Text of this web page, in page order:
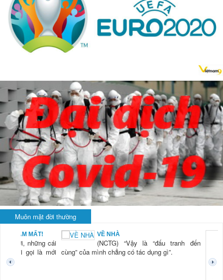
Muôn mặt đời thường
NAM MẤT!
“Xời, những cái
mới gọi là mới
VỀ NHÀ
(NCTG) “Vậy là “đấu tranh đến
cùng” của mình chẳng có tác dụng gì”.